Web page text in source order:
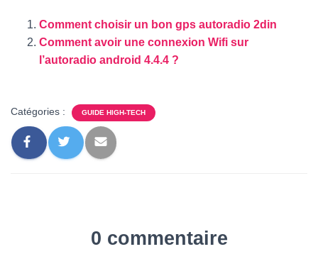
Comment choisir un bon gps autoradio 2din
Comment avoir une connexion Wifi sur
l’autoradio android 4.4.4 ?
Catégories : GUIDE HIGH-TECH
0 commentaire